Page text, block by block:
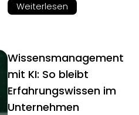
Weiterlesen
Wissensmanagement
mit KI: So bleibt
Erfahrungswissen im
Unternehmen